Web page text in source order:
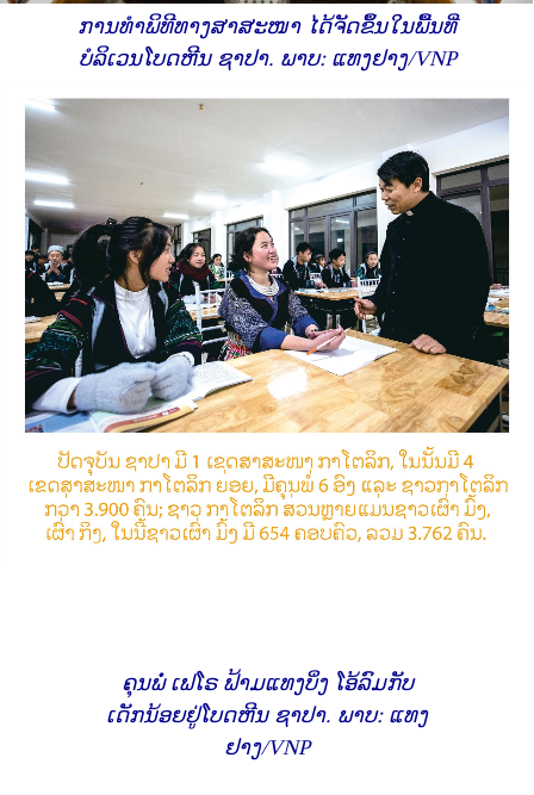
ການທຳພິທີທາງສາສະໜາ ໄດ້ຈັດຂຶ້ນ​ໃນພື້ນທີ່​
ບໍລິເວນ​ໂບດ​ຫີນ ​ຊາ​ປາ. ພາບ: ແທງຢາງ/VNP
ຄຸນພໍ່ ເຟໂຣ ຟ້າມແທງບິ່ງ ໂອ້ລົມກັບ
ເດັກນ້ອຍຢູ່ໂບດຫີນ ຊາປາ. ພາບ: ແທງ
ຢາງ/VNP